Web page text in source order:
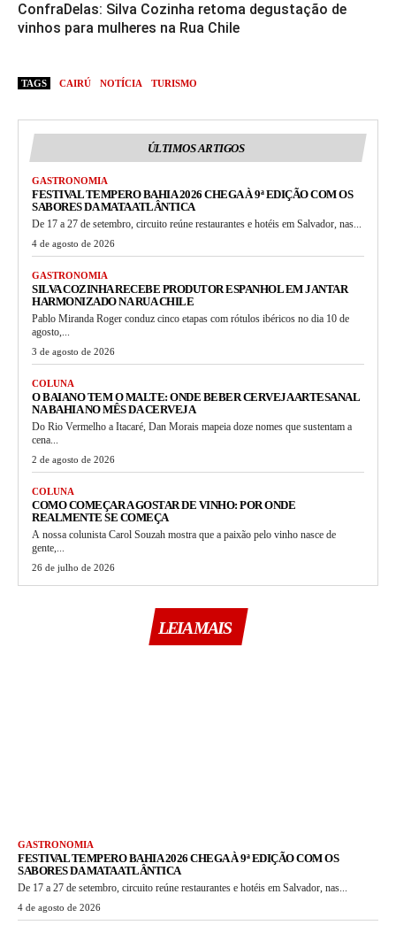
ConfraDelas: Silva Cozinha retoma degustação de
vinhos para mulheres na Rua Chile
TAGS CAIRÚ NOTÍCIA TURISMO
ÚLTIMOS ARTIGOS
GASTRONOMIA
FESTIVAL TEMPERO BAHIA 2026 CHEGA À 9ª EDIÇÃO COM OS
SABORES DA MATA ATLÂNTICA
De 17 a 27 de setembro, circuito reúne restaurantes e hotéis em Salvador, nas...
4 de agosto de 2026
GASTRONOMIA
SILVA COZINHA RECEBE PRODUTOR ESPANHOL EM JANTAR
HARMONIZADO NA RUA CHILE
Pablo Miranda Roger conduz cinco etapas com rótulos ibéricos no dia 10 de
agosto,...
3 de agosto de 2026
COLUNA
O BAIANO TEM O MALTE: ONDE BEBER CERVEJA ARTESANAL
NA BAHIA NO MÊS DA CERVEJA
Do Rio Vermelho a Itacaré, Dan Morais mapeia doze nomes que sustentam a
cena...
2 de agosto de 2026
COLUNA
COMO COMEÇAR A GOSTAR DE VINHO: POR ONDE
REALMENTE SE COMEÇA
A nossa colunista Carol Souzah mostra que a paixão pelo vinho nasce de
gente,...
26 de julho de 2026
LEIA MAIS
GASTRONOMIA
FESTIVAL TEMPERO BAHIA 2026 CHEGA À 9ª EDIÇÃO COM OS
SABORES DA MATA ATLÂNTICA
De 17 a 27 de setembro, circuito reúne restaurantes e hotéis em Salvador, nas...
4 de agosto de 2026